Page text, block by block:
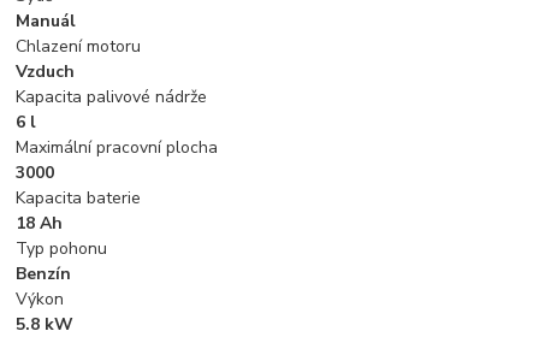
Manuál
Chlazení motoru
Vzduch
Kapacita palivové nádrže
6 l
Maximální pracovní plocha
3000
Kapacita baterie
18 Ah
Typ pohonu
Benzín
Výkon
5.8 kW